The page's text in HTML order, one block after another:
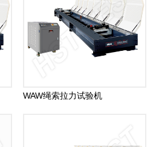
WAW绳索拉力试验机